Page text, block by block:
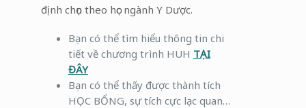
định chọn theo học ngành Y Dược.
Bạn có thể tìm hiểu thông tin chi
tiết về chương trình HUH TẠI
ĐÂY
Bạn có thể thấy được thành tích
HỌC BỔNG, sự tích cực lạc quan…